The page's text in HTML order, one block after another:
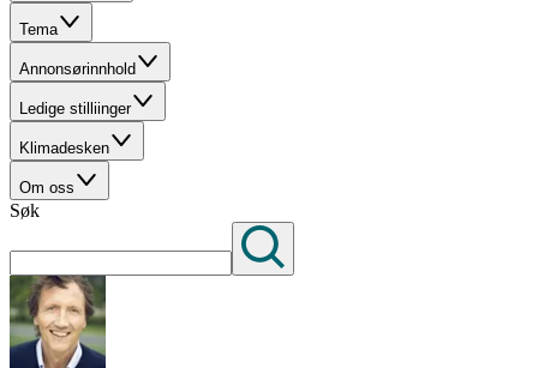
Tema
Annonsørinnhold
Ledige stilliinger
Klimadesken
Om oss
Søk